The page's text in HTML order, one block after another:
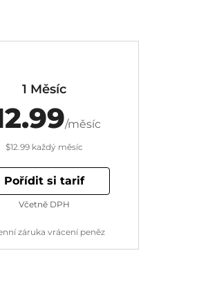
1 Měsíc
/měsíc
$12.99 každý měsíc
Pořídit si tarif
záruka vrácení peněz
Včetně DPH